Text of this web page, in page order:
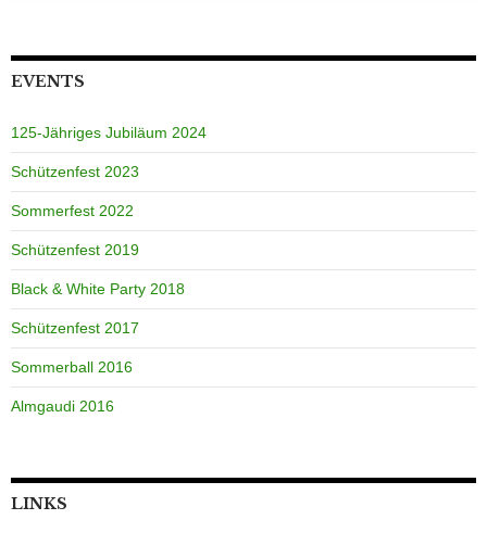
EVENTS
125-Jähriges Jubiläum 2024
Schützenfest 2023
Sommerfest 2022
Schützenfest 2019
Black & White Party 2018
Schützenfest 2017
Sommerball 2016
Almgaudi 2016
LINKS